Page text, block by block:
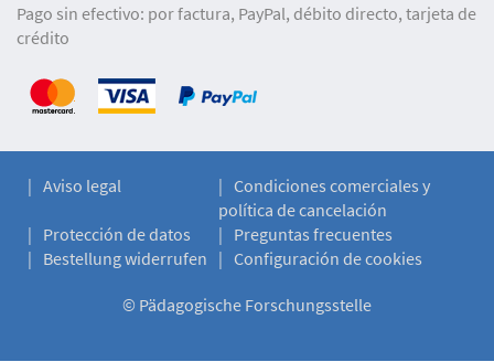
Pago sin efectivo: por factura, PayPal, débito directo, tarjeta de
crédito
Aviso legal
Condiciones comerciales y
política de cancelación
Protección de datos
Preguntas frecuentes
Bestellung widerrufen
Configuración de cookies
© Pädagogische Forschungsstelle